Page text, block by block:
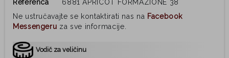
Referenca
6881 APRICOT FORMAZIONE 38
Ne ustručavajte se kontaktirati nas na Facebook
Messengeru za sve informacije.
Vodič za veličinu